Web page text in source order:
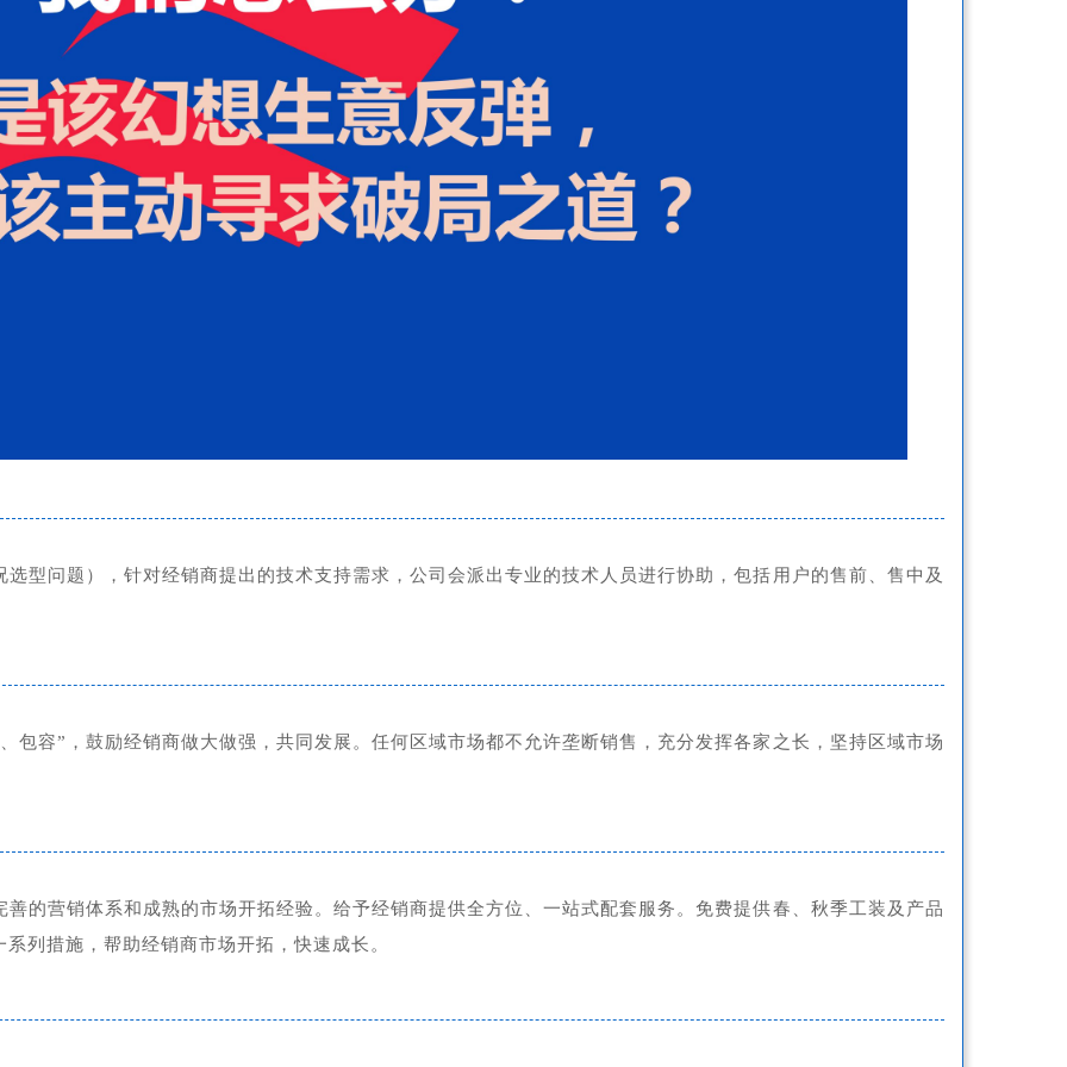
型问题），针对经销商提出的技术支持需求，公司会派出专业的技术人员进行协助，包括用户的售前、售中及
包容”，鼓励经销商做大做强，共同发展。任何区域市场都不允许垄断销售，充分发挥各家之长，坚持区域市场
的营销体系和成熟的市场开拓经验。给予经销商提供全方位、一站式配套服务。免费提供春、秋季工装及产品
列措施，帮助经销商市场开拓，快速成长。